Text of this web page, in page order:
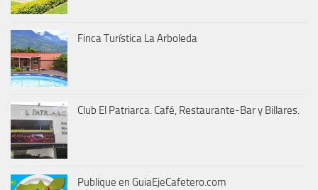
Finca Turística La Arboleda
Club El Patriarca. Café, Restaurante-Bar y Billares.
Publique en GuiaEjeCafetero.com